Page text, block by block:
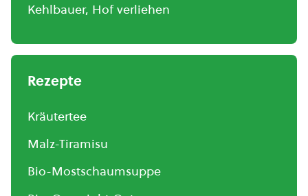
Kehlbauer, Hof verliehen
Rezepte
Kräutertee
Malz-Tiramisu
Bio-Mostschaumsuppe